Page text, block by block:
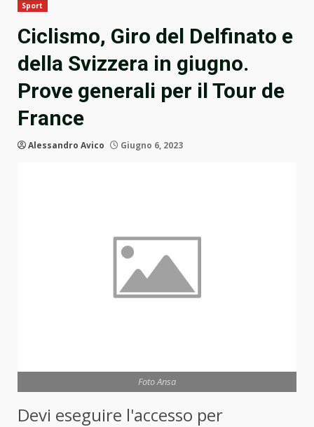
Sport
Ciclismo, Giro del Delfinato e
della Svizzera in giugno.
Prove generali per il Tour de
France
Alessandro Avico Giugno 6, 2023
Foto Ansa
Devi eseguire l'accesso per